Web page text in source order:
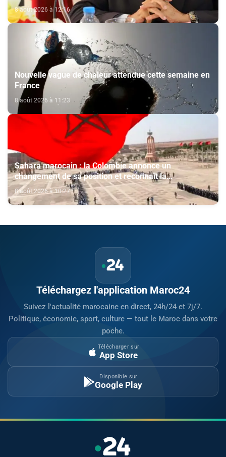
de volonté et de destin (M. El Ktiri)
8 août 2026 à 12:16
Nouvelle vague de chaleur attendue cette semaine en
France
8 août 2026 à 11:23
Sahara marocain : la Colombie annonce un
changement de sa position et reconnaît la
souveraineté du Maroc sur son Sahara
8 août 2026 à 10:27
Téléchargez l'application Maroc24
Suivez l'actualité marocaine en direct, 24h/24 et 7j/7.
Politique, économie, sport, culture — tout le Maroc dans votre
poche.
Télécharger sur
App Store
Disponible sur
Google Play